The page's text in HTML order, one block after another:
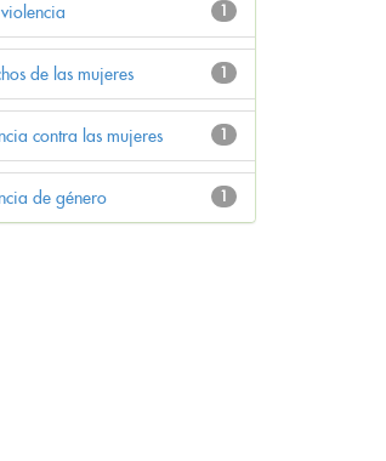
1
1
de las mujeres
1
contra las mujeres
1
de género